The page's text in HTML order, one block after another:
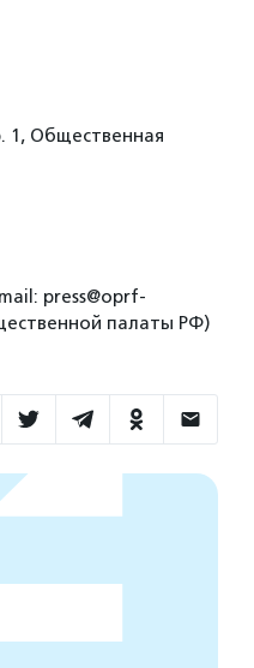
1, Общественная
press@oprf-
палаты РФ)